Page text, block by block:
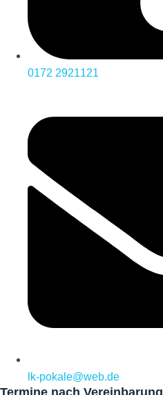
0172 2921121
lk-pokale@web.de
Termine nach Vereinbarung